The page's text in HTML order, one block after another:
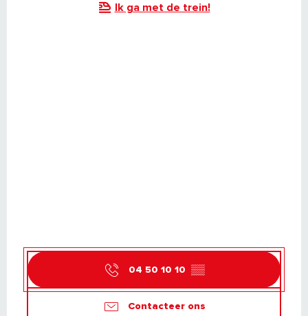
Ik ga met de trein!
04 50 10 10 ▒▒
Contacteer ons